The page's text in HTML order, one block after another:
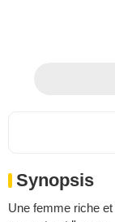
Synopsis
Une femme riche